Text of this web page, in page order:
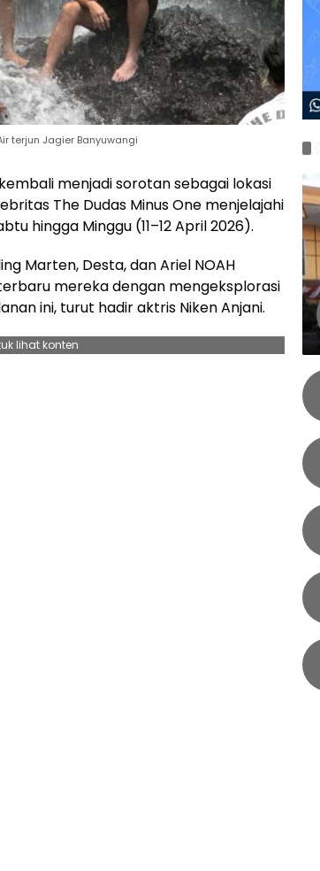
terjun Jagier Banyuwangi
menjadi sorotan sebagai lokasi
The Dudas Minus One menjelajahi
hingga Minggu (11–12 April 2026).
Marten, Desta, dan Ariel NOAH
mereka dengan mengeksplorasi
ini, turut hadir aktris Niken Anjani.
lihat konten